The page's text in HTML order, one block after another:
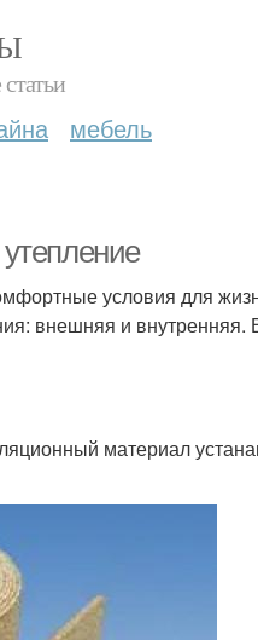
мебель
условия для
внешняя и внутренняя.
материал